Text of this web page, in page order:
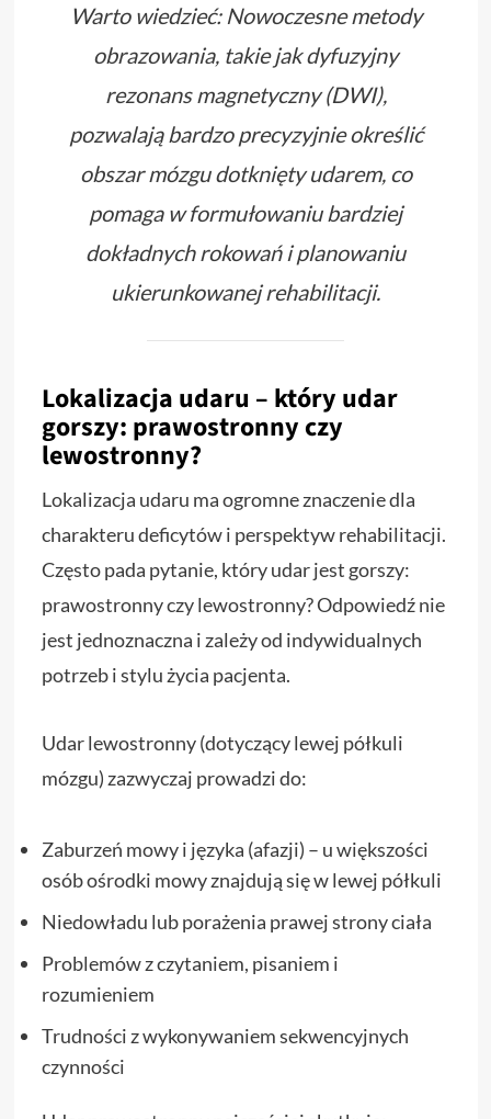
Warto wiedzieć: Nowoczesne metody
obrazowania, takie jak dyfuzyjny
rezonans magnetyczny (DWI),
pozwalają bardzo precyzyjnie określić
obszar mózgu dotknięty udarem, co
pomaga w formułowaniu bardziej
dokładnych rokowań i planowaniu
ukierunkowanej rehabilitacji.
Lokalizacja udaru – który udar
gorszy: prawostronny czy
lewostronny?
Lokalizacja udaru ma ogromne znaczenie dla
charakteru deficytów i perspektyw rehabilitacji.
Często pada pytanie, który udar jest gorszy:
prawostronny czy lewostronny? Odpowiedź nie
jest jednoznaczna i zależy od indywidualnych
potrzeb i stylu życia pacjenta.
Udar lewostronny (dotyczący lewej półkuli
mózgu) zazwyczaj prowadzi do:
Zaburzeń mowy i języka (afazji) – u większości
osób ośrodki mowy znajdują się w lewej półkuli
Niedowładu lub porażenia prawej strony ciała
Problemów z czytaniem, pisaniem i
rozumieniem
Trudności z wykonywaniem sekwencyjnych
czynności